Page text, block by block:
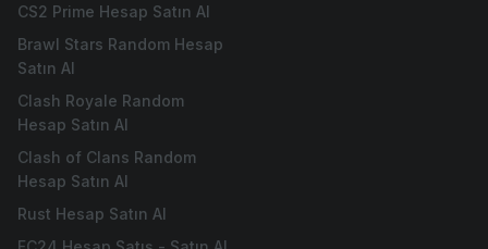
CS2 Prime Hesap Satın Al
Brawl Stars Random Hesap
Satın Al
Clash Royale Random
Hesap Satın Al
Clash of Clans Random
Hesap Satın Al
Rust Hesap Satın Al